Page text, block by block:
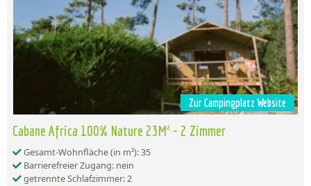
Zur Campingplatz Website
Cabane Africa 100% Nature 23M² - 2 Zimmer
Gesamt-Wohnfläche (in m²): 35
Barrierefreier Zugang: nein
getrennte Schlafzimmer: 2